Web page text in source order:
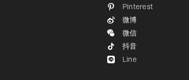
Pinterest
微博
微信
抖音
Line